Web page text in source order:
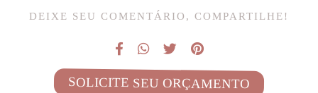
DEIXE SEU COMENTÁRIO, COMPARTILHE!
SOLICITE SEU ORÇAMENTO